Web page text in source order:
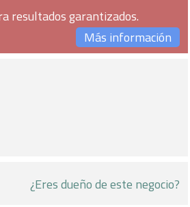
resultados garantizados.
Más información
¿Eres dueño de este negocio?